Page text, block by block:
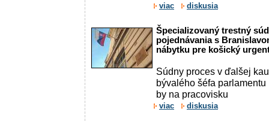
viac diskusia
Špecializovaný trestný
pojednávania s
nábytku pre košický
Súdny proces v ďalšej
bývalého šéfa
by na pracovisku
viac diskusia